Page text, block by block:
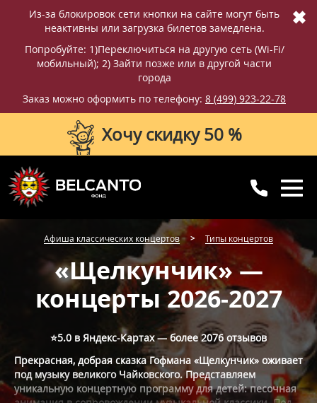
Из-за блокировок сети кнопки на сайте могут быть
неактивны или загрузка билетов замедлена.
Попробуйте: 1)Переключиться на другую сеть (Wi-Fi/
мобильный); 2) Зайти позже или в другой части
города
Заказ можно оформить по телефону: 8 (499) 923-22-78
✖
Хочу скидку 50 %
8 (499) 923-22-78
с 10:00 до 20:00
8 (800) 770-09-71
для регионов
Афиша классических концертов Типы концертов
«Щелкунчик» —
концерты 2026-2027
⭐5.0 в Яндекс-Картах — более2076 отзывов
Прекрасная, добрая сказка Гофмана «Щелкунчик» оживает
под музыку великого Чайковского. Представляем
уникальную концертную программу для детей: песочная